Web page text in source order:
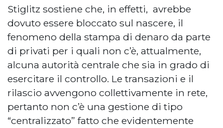
Stiglitz sostiene che, in effetti, avrebbe
dovuto essere bloccato sul nascere, il
fenomeno della stampa di denaro da parte
di privati per i quali non c’è, attualmente,
alcuna autorità centrale che sia in grado di
esercitare il controllo. Le transazioni e il
rilascio avvengono collettivamente in rete,
pertanto non c’è una gestione di tipo
“centralizzato” fatto che evidentemente